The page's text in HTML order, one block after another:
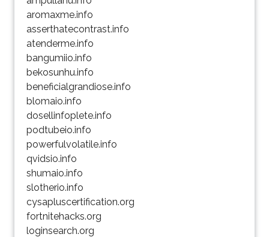
aromaxme.info
asserthatecontrast.info
atenderme.info
bangumiio.info
bekosunhu.info
beneficialgrandiose.info
blomaio.info
dosellinfoplete.info
podtubeio.info
powerfulvolatile.info
qvidsio.info
shumaio.info
slotherio.info
cysapluscertification.org
fortnitehacks.org
loginsearch.org